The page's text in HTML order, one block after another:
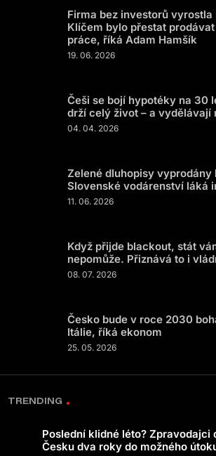
Firma bez investorů vyrostla
Klíčem bylo přestat
práce, říká Adam Hamšík
19. 06. 2026
Češi se bojí hypotéky na 30
drží celý život – a vydělávají
04. 04. 2026
Zelené dluhopisy vyprodány
Slovenské vodárenství láká
11. 06. 2026
Když přijde blackout, stát
nepomůže. Přiznává to i
08. 07. 2026
Česko bude v roce 2030
Itálie, říká ekonom
25. 05. 2026
TRENDING
Poslední klidné léto? Zpravodajci
Česku dva roky do možného